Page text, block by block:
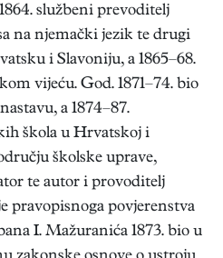
službeni prevoditelj
na njemački jezik te drugi
i Slavoniju, a 1865–68.
vijeću. God. 1871–74. bio
a 1874–87.
škola u Hrvatskoj i
školske uprave,
te autor i provoditelj
pravopisnoga povjerenstva
I. Mažuranića 1873. bio u